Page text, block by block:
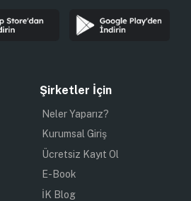
Şirketler İçin
Neler Yaparız?
Kurumsal Giriş
Ücretsiz Kayıt Ol
E-Book
İK Blog